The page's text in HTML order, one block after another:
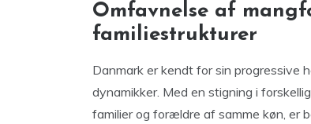
Omfavnelse af
familiestrukturer
Danmark er kendt for sin progressive
dynamikker. Med en stigning i
familier og forældre af samme køn, er